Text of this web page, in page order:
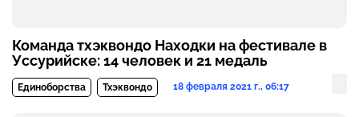
Команда тхэквондо Находки на фестивале в
Уссурийске: 14 человек и 21 медаль
Единоборства Тхэквондо 18 февраля 2021 г., 06:17